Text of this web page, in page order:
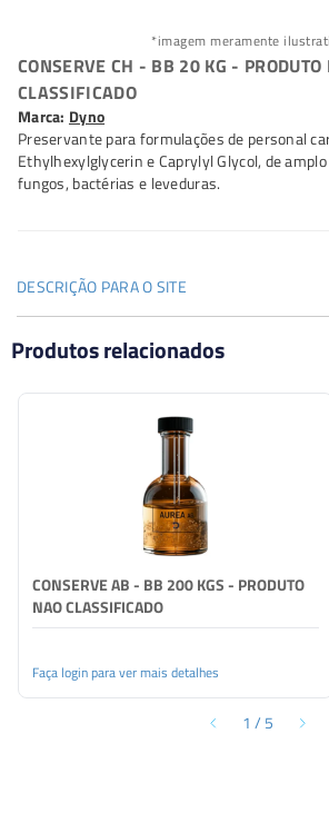
*imagem meramente
CONSERVE CH - BB 20 KG - PRODUTO
CLASSIFICADO
Marca: Dyno
Preservante para formulações de personal
Ethylhexylglycerin e Caprylyl Glycol, de
fungos, bactérias e leveduras.
DESCRIÇÃO PARA O SITE
Preservante para formulações de
Ethylhexylglycerin e Caprylyl Glycol, de
contra fungos, bactérias e leveduras.
Produtos relacionados
CONSERVE AB - BB 200 KGS - PRODUTO
NAO CLASSIFICADO
Faça login para ver mais detalhes
1 /5